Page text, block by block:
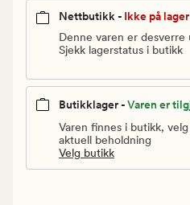
Nettbutikk - Ikke på lager
Denne varen er
Sjekk lagerstatus i butikk
Butikklager -Varen er
Varen finnes i butikk,
aktuell beholdning
Velg butikk